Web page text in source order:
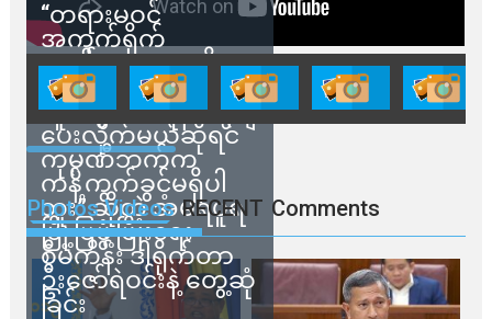
“တရားမဝင်
အကွက်ရိုက်
ရောင်းချမှုတွေကို
သက်ဆိုင်ရာတာဝန်ရှိ
သူတွေက ဂရန်တွေချ
ပေးလိုက်မယ်ဆိုရင်
ကုမ္ပဏီဘက်က
ကန့်ကွက်ခွင့်မရှိပါ
ဘူး” ဆိုတဲ့ အမရပူရ
မြို့ပြဖွံ့ဖြိုးရေး
စီမံကိန်း ဒါရိုက်တာ
ဦးဇော်ရဲဝင်းနဲ့ တွေ့ဆုံ
ခြင်း
Photos Videos RECENT Comments